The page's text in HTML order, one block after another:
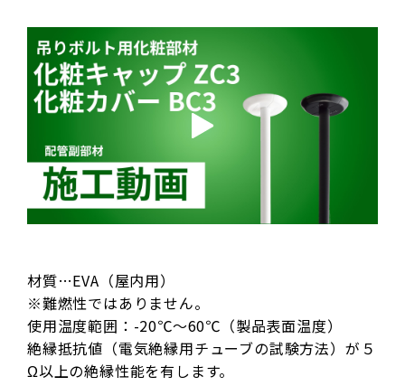
材質…EVA（屋内用）
※難燃性ではありません。
使用温度範囲：-20℃～60℃（製品表面温度）
絶縁抵抗値（電気絶縁用チューブの試験方法）が５
Ω以上の絶縁性能を有します。